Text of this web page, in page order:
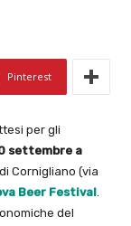
Pinterest
per gli
settembre a
di Cornigliano (via
Beer Festival.
del